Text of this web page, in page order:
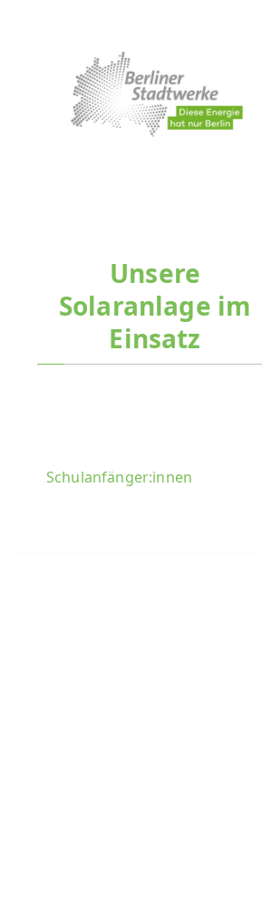
Unsere
Solaranlage im
Einsatz
Schulanfänger:innen